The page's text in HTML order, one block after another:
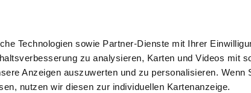
Technologien sowie Partner-Dienste mit Ihrer
zu analysieren, Karten und Videos mit
Anzeigen auszuwerten und zu personalisieren. Wenn
nutzen wir diesen zur individuellen Kartenanzeige.
Angebote Presse & Themen Jobs & Karriere